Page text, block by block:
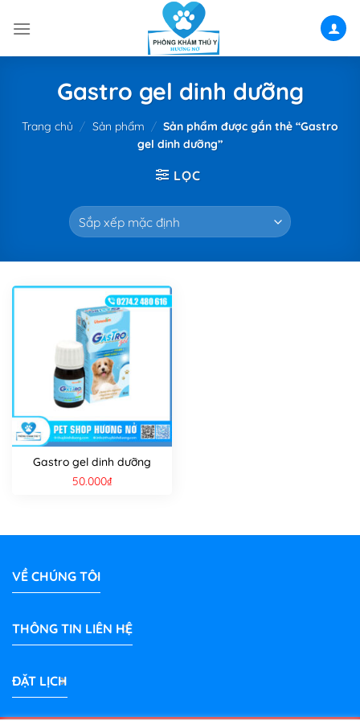
Gastro gel dinh dưỡng
Trang chủ / Sản phẩm / Sản phẩm được gắn thẻ “Gastro
gel dinh dưỡng”
LỌC
Gastro gel dinh dưỡng
50.000₫
VỀ CHÚNG TÔI
THÔNG TIN LIÊN HỆ
ĐẶT LỊCH